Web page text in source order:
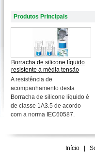
Produtos Principais
Borracha de silicone líquido
resistente à média tensão
A resistência de
acompanhamento desta
Borracha de silicone líquido é
de classe 1A3.5 de acordo
com a norma IEC60587.
Início